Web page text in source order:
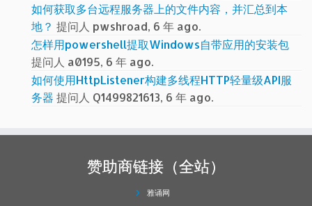
如何获取多台远程服务器上的文件内容，并汇总到本
地？ 提问人 pwshroad, 6 年 ago.
怎样用powershell提取Windows自带应用的安装包
提问人 a0195, 6 年 ago.
如何使用HttpListener构建多线程HTTP轻量级API服
务器 提问人 Q1499821613, 6 年 ago.
赞助商链接（全站）
雅诵网